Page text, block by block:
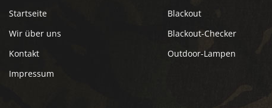
Startseite
Wir über uns
Kontakt
Impressum
Blackout
Blackout-Checker
Outdoor-Lampen